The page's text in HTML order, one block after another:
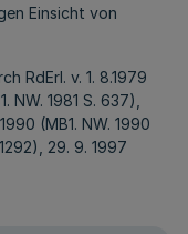
Einsicht von
RdErl. v. 1. 8.1979
NW. 1981 S. 637),
(MB1. NW. 1990
29. 9. 1997